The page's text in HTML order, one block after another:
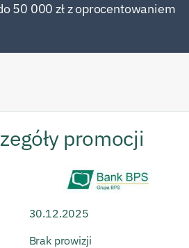
50 000 zł z oprocentowaniem
promocji
30.12.2025
Brak prowizji